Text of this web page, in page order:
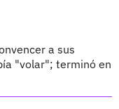
a sus
"volar"; terminó en